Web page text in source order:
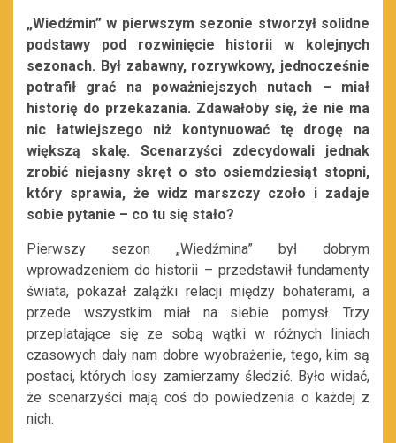
„Wiedźmin” w pierwszym sezonie stworzył solidne
podstawy pod rozwinięcie historii w kolejnych
sezonach. Był zabawny, rozrywkowy, jednocześnie
potrafił grać na poważniejszych nutach – miał
historię do przekazania. Zdawałoby się, że nie ma
nic łatwiejszego niż kontynuować tę drogę na
większą skalę. Scenarzyści zdecydowali jednak
zrobić niejasny skręt o sto osiemdziesiąt stopni,
który sprawia, że widz marszczy czoło i zadaje
sobie pytanie – co tu się stało?
Pierwszy sezon „Wiedźmina” był dobrym
wprowadzeniem do historii – przedstawił fundamenty
świata, pokazał zalążki relacji między bohaterami, a
przede wszystkim miał na siebie pomysł. Trzy
przeplatające się ze sobą wątki w różnych liniach
czasowych dały nam dobre wyobrażenie, tego, kim są
postaci, których losy zamierzamy śledzić. Było widać,
że scenarzyści mają coś do powiedzenia o każdej z
nich.